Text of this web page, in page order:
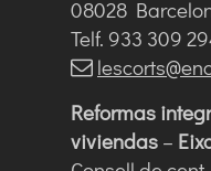
08028
Telf. 933 309
Reformas
viviendas –